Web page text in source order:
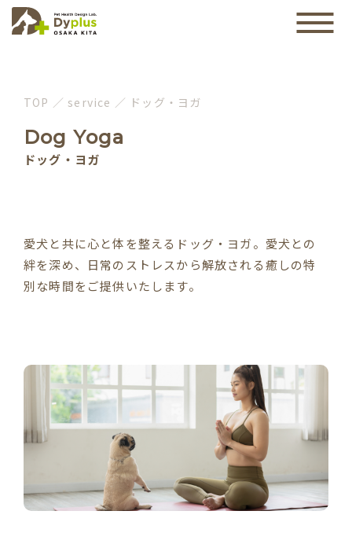
TOP ／service ／ ドッグ・ヨガ
Dog Yoga
ドッグ・ヨガ
愛犬と共に心と体を整えるドッグ・ヨガ。愛犬との
絆を深め、日常のストレスから解放される癒しの特
別な時間をご提供いたします。